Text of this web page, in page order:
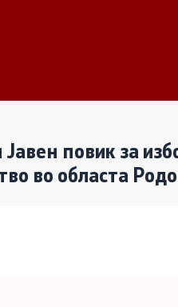
Јавен повик за
во областа